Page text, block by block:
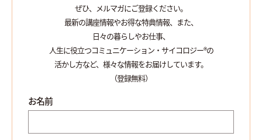
ぜひ、メルマガにご登録ください。
最新の講座情報やお得な特典情報、また、
日々の暮らしやお仕事、
人生に役立つコミュニケーション・サイコロジー®の
活かし方など、様々な情報をお届けしています。
（登録無料）
お名前